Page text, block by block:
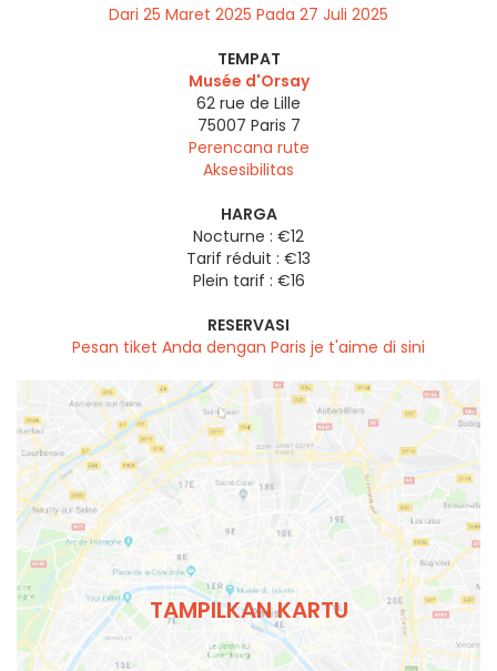
Dari 25 Maret 2025 Pada 27 Juli 2025
TEMPAT
Musée d'Orsay
62 rue de Lille
75007 Paris 7
Perencana rute
Aksesibilitas
HARGA
Nocturne : €12
Tarif réduit : €13
Plein tarif : €16
RESERVASI
Pesan tiket Anda dengan Paris je t'aime di sini
TAMPILKAN KARTU